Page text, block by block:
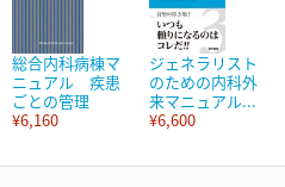
総合内科病棟マ
ニュアル 疾患
ごとの管理
¥6,160
ジェネラリスト
のための内科外
来マニュアル...
¥6,600